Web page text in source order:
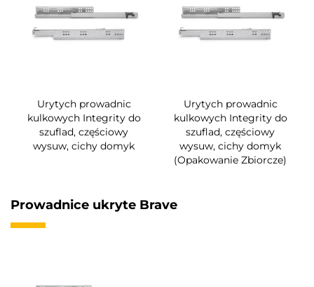
Urytych prowadnic
kulkowych Integrity do
szuflad, częściowy
wysuw, cichy domyk
Urytych prowadnic
kulkowych Integrity do
szuflad, częściowy
wysuw, cichy domyk
(Opakowanie Zbiorcze)
Prowadnice ukryte Brave